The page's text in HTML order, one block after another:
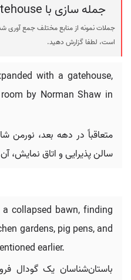
جمله سازی با gatehouse
جملات نمونه از منابع مختلف جمع
است، لطفا گزارش دهید.
with a gatehouse,
by Norman Shaw in
متعاقباً در دهه بعد، نورمن
سالن پذیرایی و اتاق نمایش،
collapsed bawn, finding
gardens, pig pens, and
earlier.
باستان‌شناسان یک گودال